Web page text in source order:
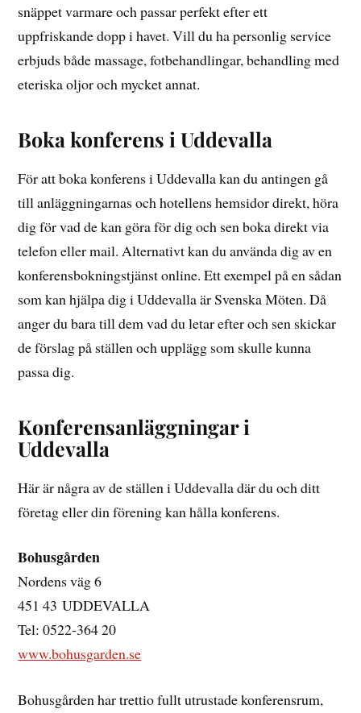
snäppet varmare och passar perfekt efter ett
uppfriskande dopp i havet. Vill du ha personlig service
erbjuds både massage, fotbehandlingar, behandling med
eteriska oljor och mycket annat.
Boka konferens i Uddevalla
För att boka konferens i Uddevalla kan du antingen gå
till anläggningarnas och hotellens hemsidor direkt, höra
dig för vad de kan göra för dig och sen boka direkt via
telefon eller mail. Alternativt kan du använda dig av en
konferensbokningstjänst online. Ett exempel på en sådan
som kan hjälpa dig i Uddevalla är Svenska Möten. Då
anger du bara till dem vad du letar efter och sen skickar
de förslag på ställen och upplägg som skulle kunna
passa dig.
Konferensanläggningar i
Uddevalla
Här är några av de ställen i Uddevalla där du och ditt
företag eller din förening kan hålla konferens.
Bohusgården
Nordens väg 6
451 43 UDDEVALLA
Tel: 0522-364 20
www.bohusgarden.se
Bohusgården har trettio fullt utrustade konferensrum,